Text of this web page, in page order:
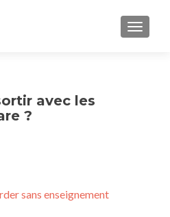
avec les
?
sans enseignement